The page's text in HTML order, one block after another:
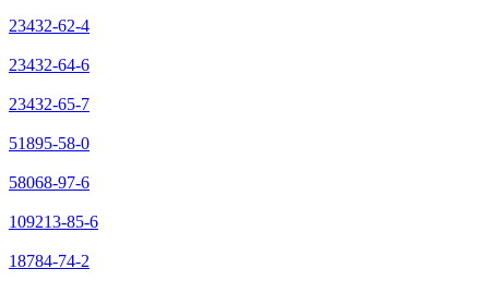
23432-62-4
23432-64-6
23432-65-7
51895-58-0
58068-97-6
109213-85-6
18784-74-2